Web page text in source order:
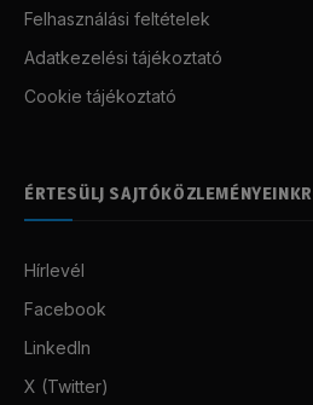
Felhasználási feltételek
Adatkezelési tájékoztató
Cookie tájékoztató
ÉRTESÜLJ
Hírlevél
Facebook
LinkedIn
X (Twitter)